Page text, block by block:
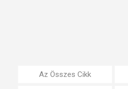
Az Összes Cikk